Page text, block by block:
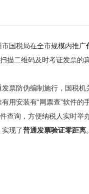
国税局在全市规模内推广
描二维码及时考证发票的真
防伪编制施行，国税机
用安装有“网票查”软件
件查询，方便纳税人实时举
现了普通发票验证零距离。